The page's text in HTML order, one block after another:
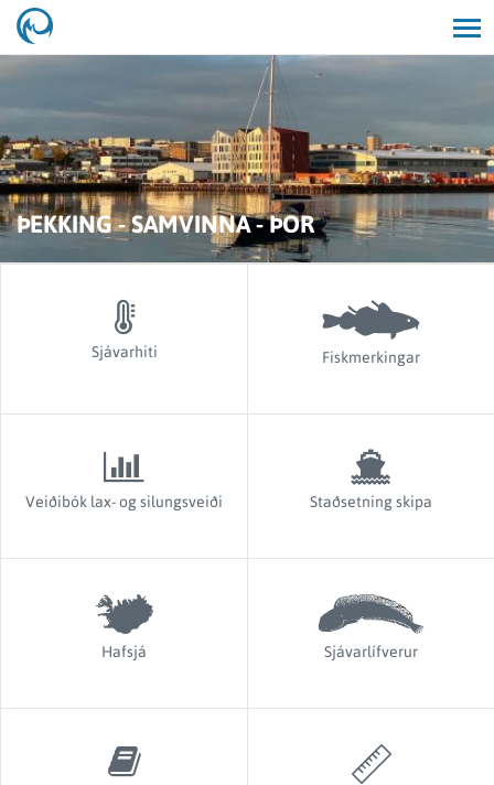
ÞEKKING - SAMVINNA - ÞOR
Opna/
Sjávarhiti Fiskmerkingar
Veiðibók lax- og silungsveiði Staðsetning skipa
Hafsjá Sjávarlífverur